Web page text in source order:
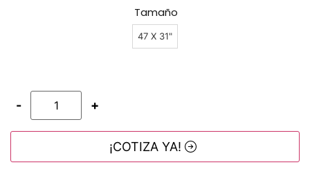
Tamaño
47 X 31"
- +
¡COTIZA YA!